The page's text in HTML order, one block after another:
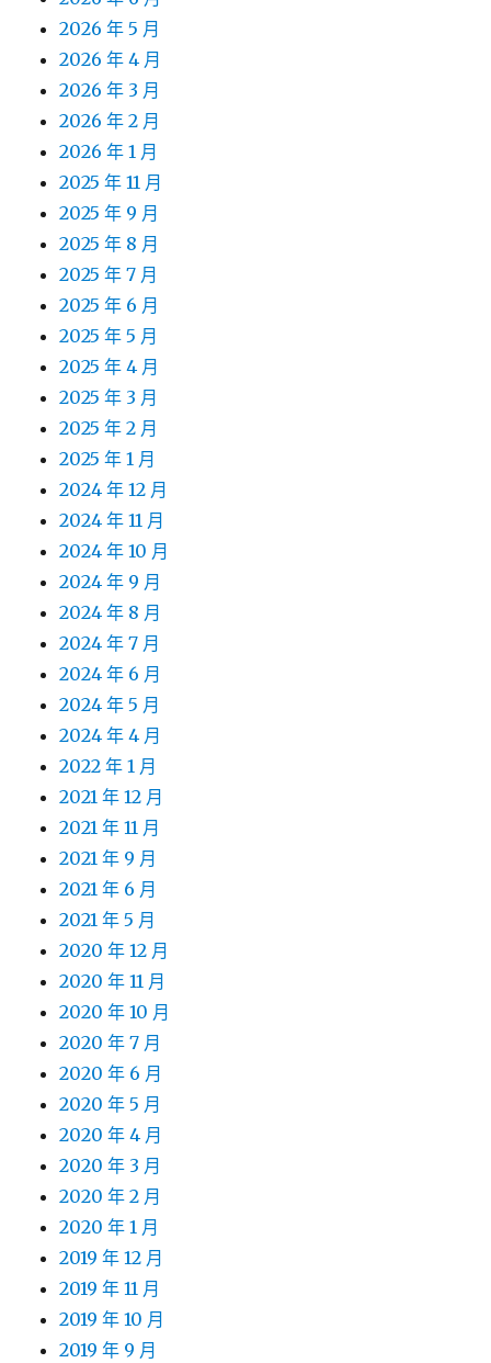
2026 年 5 月
2026 年 4 月
2026 年 3 月
2026 年 2 月
2026 年 1 月
2025 年 11 月
2025 年 9 月
2025 年 8 月
2025 年 7 月
2025 年 6 月
2025 年 5 月
2025 年 4 月
2025 年 3 月
2025 年 2 月
2025 年 1 月
2024 年 12 月
2024 年 11 月
2024 年 10 月
2024 年 9 月
2024 年 8 月
2024 年 7 月
2024 年 6 月
2024 年 5 月
2024 年 4 月
2022 年 1 月
2021 年 12 月
2021 年 11 月
2021 年 9 月
2021 年 6 月
2021 年 5 月
2020 年 12 月
2020 年 11 月
2020 年 10 月
2020 年 7 月
2020 年 6 月
2020 年 5 月
2020 年 4 月
2020 年 3 月
2020 年 2 月
2020 年 1 月
2019 年 12 月
2019 年 11 月
2019 年 10 月
2019 年 9 月